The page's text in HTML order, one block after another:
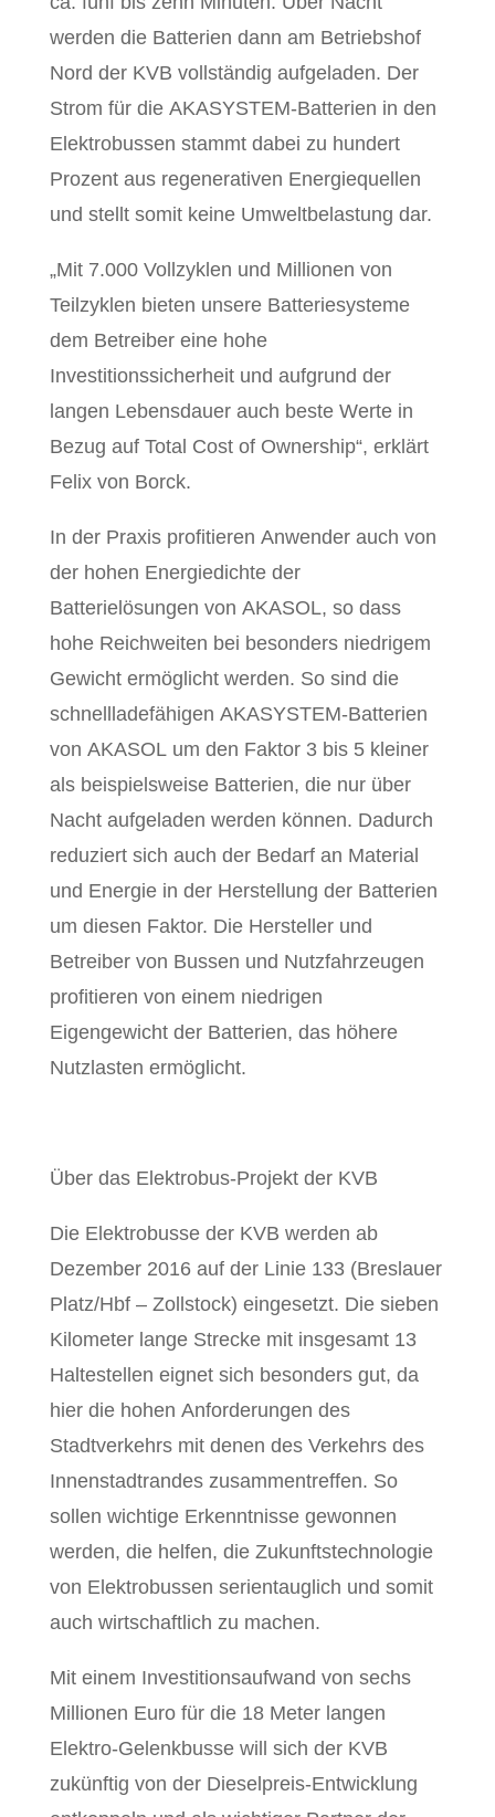
werden die Batterien dann am Betriebshof
Nord der KVB vollständig aufgeladen. Der
Strom für die AKASYSTEM-Batterien in den
Elektrobussen stammt dabei zu hundert
Prozent aus regenerativen Energiequellen
und stellt somit keine Umweltbelastung dar.
„Mit 7.000 Vollzyklen und Millionen von
Teilzyklen bieten unsere Batteriesysteme
dem Betreiber eine hohe
Investitionssicherheit und aufgrund der
langen Lebensdauer auch beste Werte in
Bezug auf Total Cost of Ownership“, erklärt
Felix von Borck.
In der Praxis profitieren Anwender auch von
der hohen Energiedichte der
Batterielösungen von AKASOL, so dass
hohe Reichweiten bei besonders niedrigem
Gewicht ermöglicht werden. So sind die
schnellladefähigen AKASYSTEM-Batterien
von AKASOL um den Faktor 3 bis 5 kleiner
als beispielsweise Batterien, die nur über
Nacht aufgeladen werden können. Dadurch
reduziert sich auch der Bedarf an Material
und Energie in der Herstellung der Batterien
um diesen Faktor. Die Hersteller und
Betreiber von Bussen und Nutzfahrzeugen
profitieren von einem niedrigen
Eigengewicht der Batterien, das höhere
Nutzlasten ermöglicht.
Über das Elektrobus-Projekt der KVB
Die Elektrobusse der KVB werden ab
Dezember 2016 auf der Linie 133 (Breslauer
Platz/Hbf – Zollstock) eingesetzt. Die sieben
Kilometer lange Strecke mit insgesamt 13
Haltestellen eignet sich besonders gut, da
hier die hohen Anforderungen des
Stadtverkehrs mit denen des Verkehrs des
Innenstadtrandes zusammentreffen. So
sollen wichtige Erkenntnisse gewonnen
werden, die helfen, die Zukunftstechnologie
von Elektrobussen serientauglich und somit
auch wirtschaftlich zu machen.
Mit einem Investitionsaufwand von sechs
Millionen Euro für die 18 Meter langen
Elektro-Gelenkbusse will sich der KVB
zukünftig von der Dieselpreis-Entwicklung